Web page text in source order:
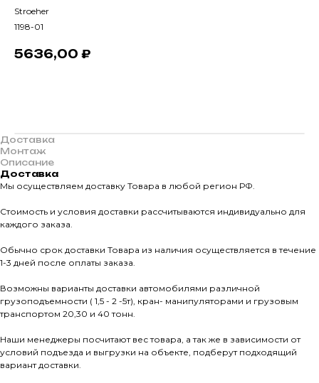
Stroeher
1198-01
5636,00 ₽
Доставка
Монтаж
Описание
Доставка
Мы осуществляем доставку Товара в любой регион РФ.
Стоимость и условия доставки рассчитываются индивидуально для
каждого заказа.
Обычно срок доставки Товара из наличия осуществляется в течение
1-3 дней после оплаты заказа.
Возможны варианты доставки автомобилями различной
грузоподъемности ( 1,5 - 2 -5т), кран- манипуляторами и грузовым
транспортом 20,30 и 40 тонн.
Наши менеджеры посчитают вес товара, а так же в зависимости от
условий подъезда и выгрузки на объекте, подберут подходящий
вариант доставки.
О КОМПАНИИ
О нас
Фасадные